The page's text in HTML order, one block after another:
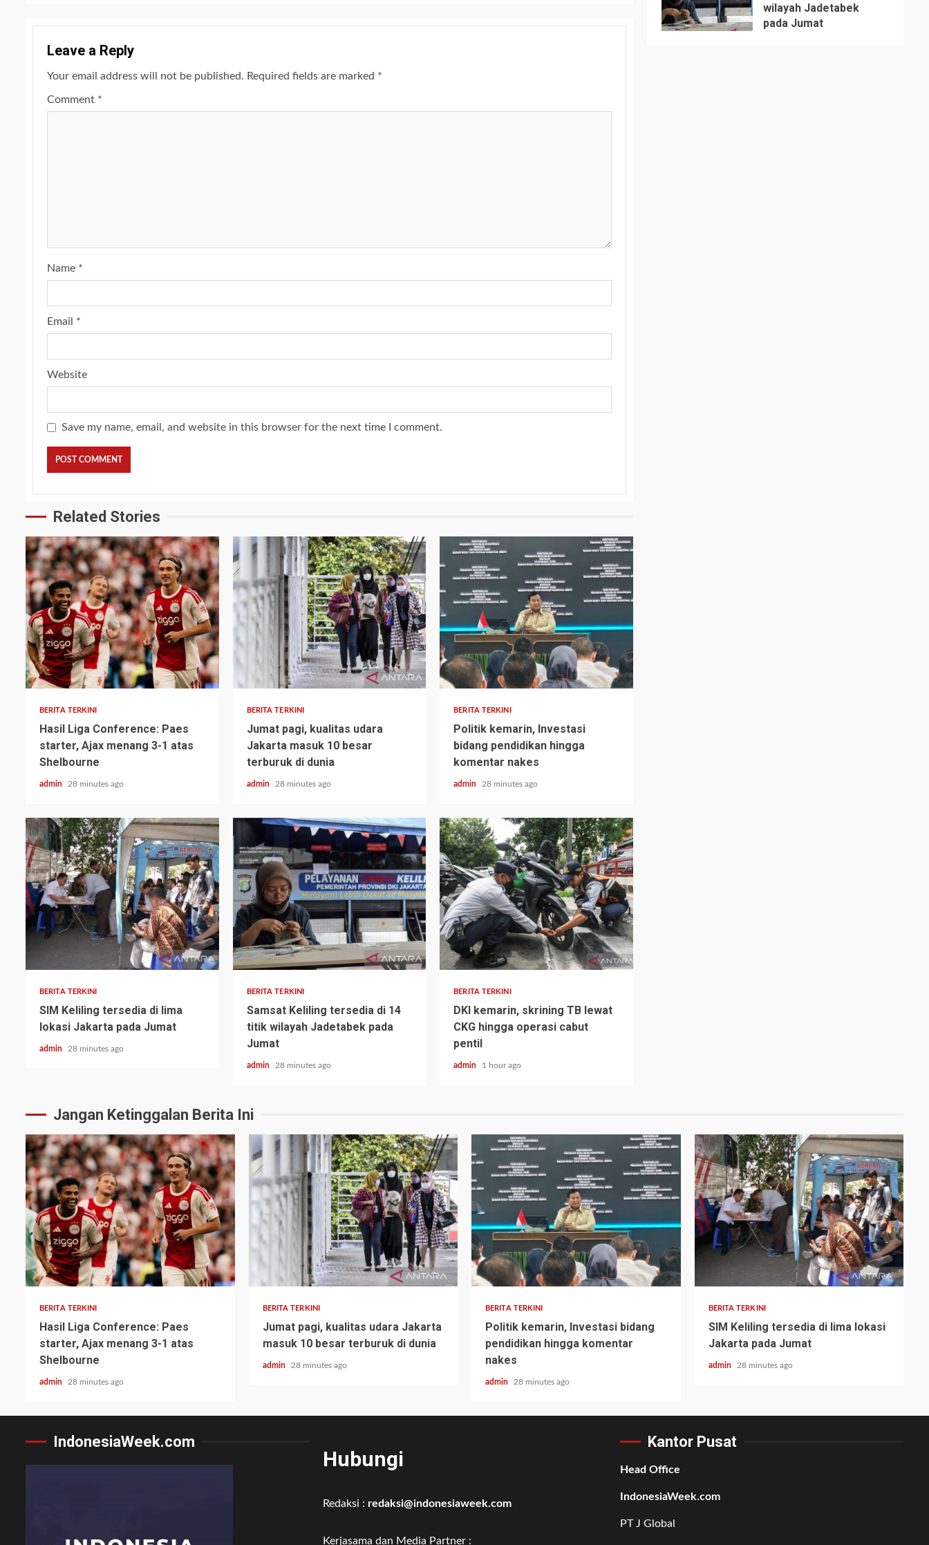
Leave a Reply
Your email address will not be published. Required fields are marked *
Comment *
Name *
Email *
Website
Save my name, email, and website in this browser for the next time I comment.
Related Stories
BERITA TERKINI
Hasil Liga Conference: Paes
starter, Ajax menang 3-1 atas
Shelbourne
admin 28 minutes ago
BERITA TERKINI
Jumat pagi, kualitas udara
Jakarta masuk 10 besar
terburuk di dunia
admin 28 minutes ago
BERITA TERKINI
Politik kemarin, Investasi
bidang pendidikan hingga
komentar nakes
admin 28 minutes ago
BERITA TERKINI
SIM Keliling tersedia di lima
lokasi Jakarta pada Jumat
admin 28 minutes ago
BERITA TERKINI
Samsat Keliling tersedia di 14
titik wilayah Jadetabek pada
Jumat
admin 28 minutes ago
BERITA TERKINI
DKI kemarin, skrining TB lewat
CKG hingga operasi cabut
pentil
admin 1 hour ago
5
wilayah Jadetabek
pada Jumat
Jangan Ketinggalan Berita Ini
BERITA TERKINI
Hasil Liga Conference: Paes
starter, Ajax menang 3-1 atas
Shelbourne
admin 28 minutes ago
BERITA TERKINI
Jumat pagi, kualitas udara Jakarta
masuk 10 besar terburuk di dunia
admin 28 minutes ago
BERITA TERKINI
Politik kemarin, Investasi bidang
pendidikan hingga komentar
nakes
admin 28 minutes ago
BERITA TERKINI
SIM Keliling tersedia di lima lokasi
Jakarta pada Jumat
admin 28 minutes ago
IndonesiaWeek.com
Hubungi
Redaksi : redaksi@indonesiaweek.com
Kerjasama dan Media Partner :
Kantor Pusat
Head Office
IndonesiaWeek.com
PT J Global